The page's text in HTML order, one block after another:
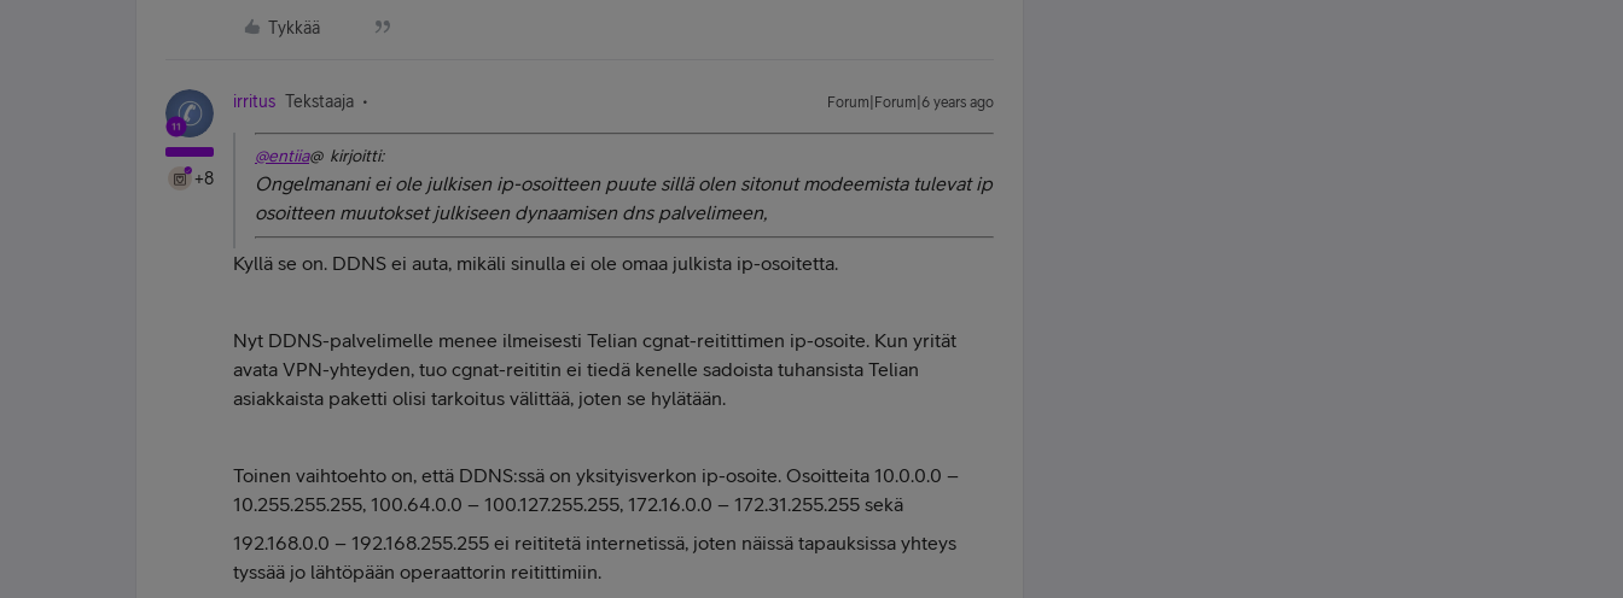
Tykkää
+8
irritus Tekstaaja Forum|Forum|6 years ago
@entiia@ kirjoitti:
Ongelmanani ei ole julkisen ip-osoitteen puute sillä olen sitonut modeemista tulevat ip
osoitteen muutokset julkiseen dynaamisen dns palvelimeen,
Kyllä se on. DDNS ei auta, mikäli sinulla ei ole omaa julkista ip-osoitetta.
Nyt DDNS-palvelimelle menee ilmeisesti Telian cgnat-reitittimen ip-osoite. Kun yrität
avata VPN-yhteyden, tuo cgnat-reititin ei tiedä kenelle sadoista tuhansista Telian
asiakkaista paketti olisi tarkoitus välittää, joten se hylätään.
Toinen vaihtoehto on, että DDNS:ssä on yksityisverkon ip-osoite. Osoitteita 10.0.0.0 –
10.255.255.255, 100.64.0.0 – 100.127.255.255, 172.16.0.0 – 172.31.255.255 sekä
192.168.0.0 – 192.168.255.255 ei reititetä internetissä, joten näissä tapauksissa yhteys
tyssää jo lähtöpään operaattorin reitittimiin.